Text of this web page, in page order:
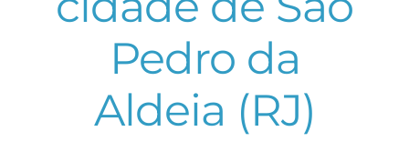
Pedro da
Aldeia (RJ)